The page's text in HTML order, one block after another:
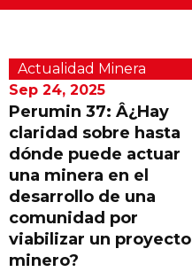
Actualidad Minera
Minería Superficie
Minerí­a Subterránea
Proveedores
Canal Digital
Columnas de Opinión
Actualidad Minera
Sep 24, 2025
Perumin 37: Â¿Hay
claridad sobre hasta
dónde puede actuar
una minera en el
desarrollo de una
comunidad por
viabilizar un proyecto
minero?